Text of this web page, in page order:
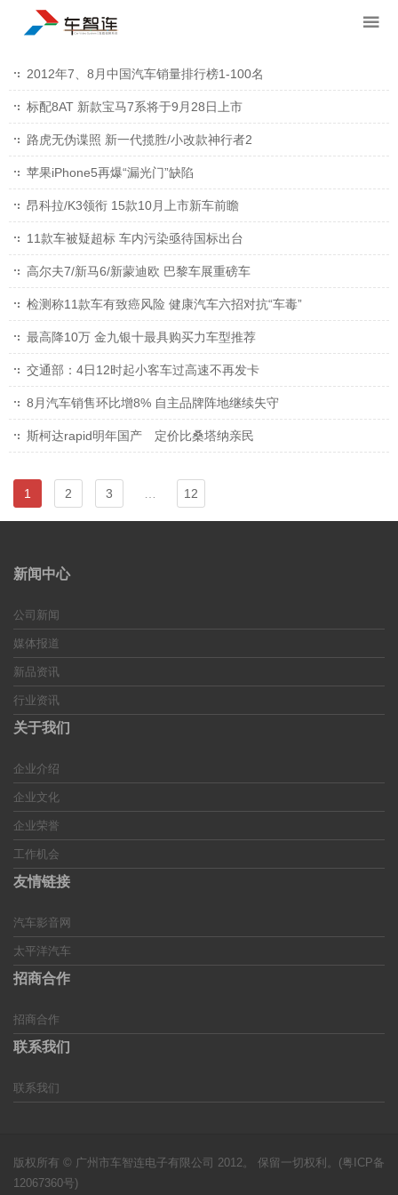
2012年7、8月中国汽车销量排行榜1-100名
标配8AT 新款宝马7系将于9月28日上市
路虎无伪谍照 新一代揽胜/小改款神行者2
苹果iPhone5再爆“漏光门”缺陷
昂科拉/K3领衔 15款10月上市新车前瞻
11款车被疑超标 车内污染亟待国标出台
高尔夫7/新马6/新蒙迪欧 巴黎车展重磅车
检测称11款车有致癌风险 健康汽车六招对抗“车毒”
最高降10万 金九银十最具购买力车型推荐
交通部：4日12时起小客车过高速不再发卡
8月汽车销售环比增8% 自主品牌阵地继续失守
斯柯达rapid明年国产 定价比桑塔纳亲民
1 2 3 12
新闻中心
公司新闻
媒体报道
新品资讯
行业资讯
关于我们
企业介绍
企业文化
企业荣誉
工作机会
友情链接
汽车影音网
太平洋汽车
招商合作
招商合作
联系我们
联系我们
版权所有 © 广州市车智连电子有限公司 2012。 保留一切权利。(粤ICP备
12067360号)